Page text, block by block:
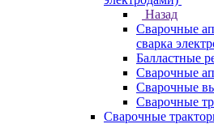
Назад
Сварочные
сварка
Балластные
Сварочные
Сварочные
Сварочные
Сварочные